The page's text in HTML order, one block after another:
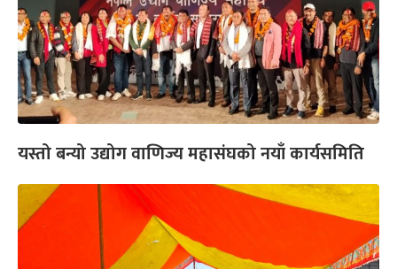
यस्तो बन्यो उद्योग वाणिज्य महासंघको नयाँ कार्यसमिति